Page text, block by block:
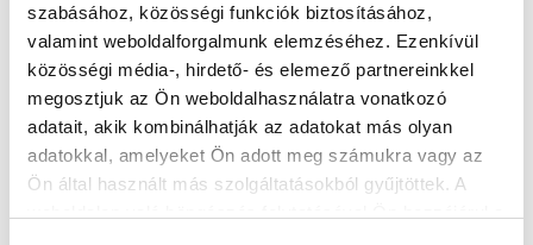
szabásához, közösségi funkciók biztosításához,
valamint weboldalforgalmunk elemzéséhez. Ezenkívül
közösségi média-, hirdető- és elemező partnereinkkel
megosztjuk az Ön weboldalhasználatra vonatkozó
adatait, akik kombinálhatják az adatokat más olyan
adatokkal, amelyeket Ön adott meg számukra vagy az
Ön által használt más szolgáltatásokból gyűjtöttek. A
SZPONZOROK